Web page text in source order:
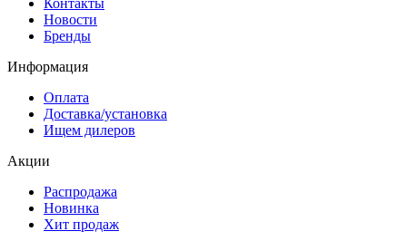
Новости
Бренды
Информация
Оплата
Доставка/установка
Ищем дилеров
Акции
Распродажа
Новинка
Хит продаж